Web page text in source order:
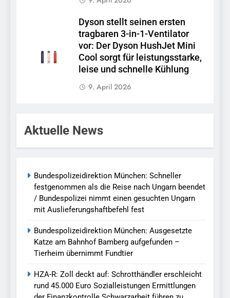
Dyson stellt seinen ersten
tragbaren 3-in-1-Ventilator
vor: Der Dyson HushJet Mini
Cool sorgt für leistungsstarke,
leise und schnelle Kühlung
9. April 2026
Aktuelle News
Bundespolizeidirektion München: Schneller
festgenommen als die Reise nach Ungarn beendet
/ Bundespolizei nimmt einen gesuchten Ungarn
mit Auslieferungshaftbefehl fest
Bundespolizeidirektion München: Ausgesetzte
Katze am Bahnhof Bamberg aufgefunden –
Tierheim übernimmt Fundtier
HZA-R: Zoll deckt auf: Schrotthändler erschleicht
rund 45.000 Euro Sozialleistungen Ermittlungen